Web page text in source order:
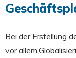
Bei der Erstellung
vor allem